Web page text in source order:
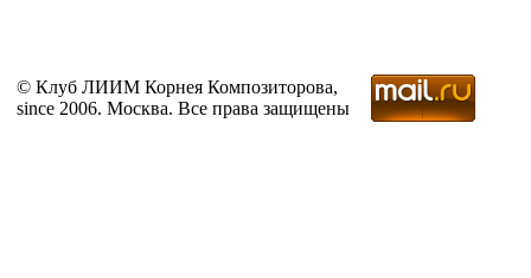
© Клуб ЛИИМ Корнея Композиторова,
since 2006. Москва. Все права защищены